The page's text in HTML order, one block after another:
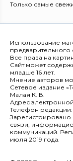
Только самые
Использование
предварительного
Все права на
Сайт может
младше 16 лет.
Мнение авторов
Сетевое издание
Малая К. В.
Адрес
Телефон редакции:
связи,
коммуникаций.
июля 2019 года.